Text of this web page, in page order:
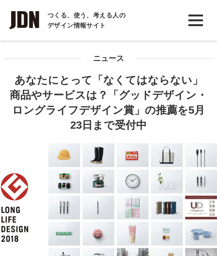
つくる、使う、考える人の
デザイン情報サイト
INTERVIEW
インタビュー
COLUMN
コラム
ニュース
あなたにとって「なくてはならない」
商品やサービスは？「グッドデザイン・
ロングライフデザイン賞」の推薦を5月
23日まで受付中